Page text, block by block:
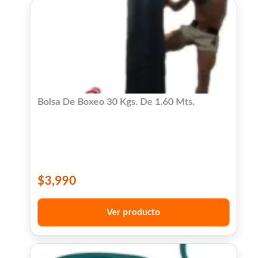
Bolsa De Boxeo 30 Kgs. De 1.60 Mts.
$3,990
Ver producto